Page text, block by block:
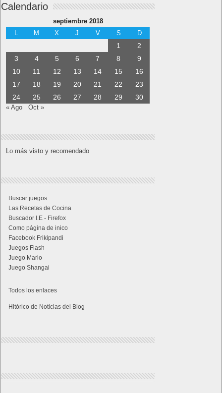
Calendario
septiembre 2018
M X J V S D
1
2
3
4 5 6 7 8
9
10
11 12 13 14 15
16
17
18 19 20 21 22
23
24
25 26 27 28 29 30
« Ago Oct »
Lo más visto y recomendado
Buscar juegos
Las Recetas de Cocina
Buscador I.E - Firefox
Como página de inico
Facebook Frikipandi
Juegos Flash
Juego Mario
Juego Shangai
Todos los enlaces
Hitórico de Noticias del Blog